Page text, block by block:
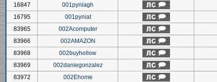
16847
001pyniagh
16795
001pyniat
83965
002Acomputer
83966
002AMAZON
83968
002buyhollow
83969
002daniegonzalez
83972
002Ehome